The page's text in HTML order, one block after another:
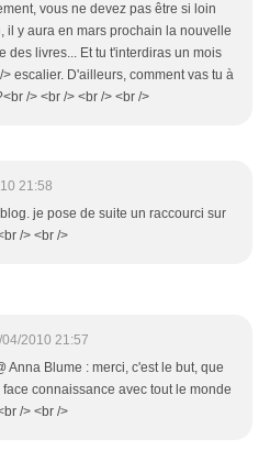
vous ne devez pas être si loin
il y aura en mars prochain la nouvelle
des livres... Et tu t'interdiras un mois
escalier. D'ailleurs, comment vas tu à
/> <br /> <br /> <br />
21:58
je pose de suite un raccourci sur
/> <br />
2010 21:57
Anna Blume : merci, c'est le but, que
connaissance avec tout le monde
/> <br />